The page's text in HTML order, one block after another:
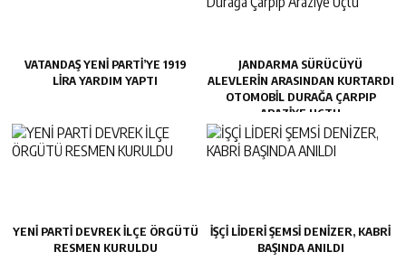
VATANDAŞ YENİ PARTİ’YE 1919
LİRA YARDIM YAPTI
JANDARMA SÜRÜCÜYÜ
ALEVLERIN ARASINDAN KURTARDI
OTOMOBIL DURAĞA ÇARPIP
ARAZIYE UÇTU
YENİ PARTİ DEVREK İLÇE ÖRGÜTÜ
RESMEN KURULDU
İŞÇİ LİDERİ ŞEMSİ DENİZER, KABRİ
BAŞINDA ANILDI